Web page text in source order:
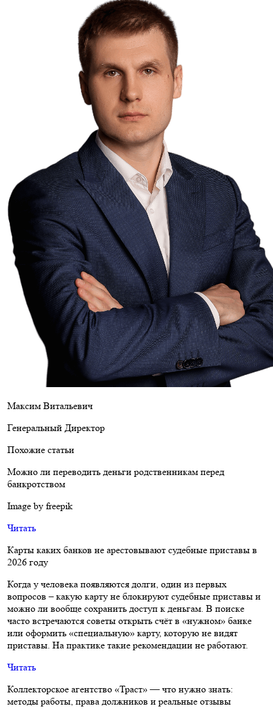
Максим Витальевич
Генеральный Директор
Похожие статьи
Можно ли переводить деньги родственникам перед
банкротством
Image by freepik
Читать
Карты каких банков не арестовывают судебные приставы в
2026 году
Когда у человека появляются долги, один из первых
вопросов – какую карту не блокируют судебные приставы и
можно ли вообще сохранить доступ к деньгам. В поиске
часто встречаются советы открыть счёт в «нужном» банке
или оформить «специальную» карту, которую не видят
приставы. На практике такие рекомендации не работают.
Читать
Коллекторское агентство «Траст» — что нужно знать:
методы работы, права должников и реальные отзывы